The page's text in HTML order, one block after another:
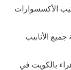
الأكسسوارات
الأنابيب
بالكويت في